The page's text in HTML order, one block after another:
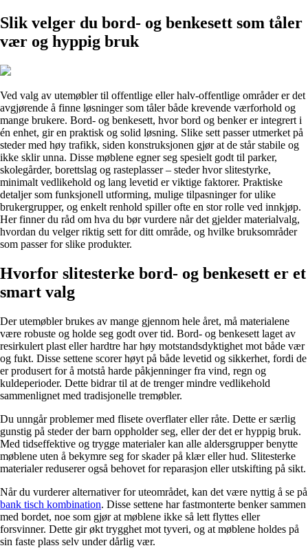
Slik velger du bord- og benkesett som tåler
vær og hyppig bruk
Ved valg av utemøbler til offentlige eller halv-offentlige områder er det
avgjørende å finne løsninger som tåler både krevende værforhold og
mange brukere. Bord- og benkesett, hvor bord og benker er integrert i
én enhet, gir en praktisk og solid løsning. Slike sett passer utmerket på
steder med høy trafikk, siden konstruksjonen gjør at de står stabile og
ikke sklir unna. Disse møblene egner seg spesielt godt til parker,
skolegårder, borettslag og rasteplasser – steder hvor slitestyrke,
minimalt vedlikehold og lang levetid er viktige faktorer. Praktiske
detaljer som funksjonell utforming, mulige tilpasninger for ulike
brukergrupper, og enkelt renhold spiller ofte en stor rolle ved innkjøp.
Her finner du råd om hva du bør vurdere når det gjelder materialvalg,
hvordan du velger riktig sett for ditt område, og hvilke bruksområder
som passer for slike produkter.
Hvorfor slitesterke bord- og benkesett er et
smart valg
Der utemøbler brukes av mange gjennom hele året, må materialene
være robuste og holde seg godt over tid. Bord- og benkesett laget av
resirkulert plast eller hardtre har høy motstandsdyktighet mot både vær
og fukt. Disse settene scorer høyt på både levetid og sikkerhet, fordi de
er produsert for å motstå harde påkjenninger fra vind, regn og
kuldeperioder. Dette bidrar til at de trenger mindre vedlikehold
sammenlignet med tradisjonelle tremøbler.
Du unngår problemer med flisete overflater eller råte. Dette er særlig
gunstig på steder der barn oppholder seg, eller der det er hyppig bruk.
Med tidseffektive og trygge materialer kan alle aldersgrupper benytte
møblene uten å bekymre seg for skader på klær eller hud. Slitesterke
materialer reduserer også behovet for reparasjon eller utskifting på sikt.
Når du vurderer alternativer for uteområdet, kan det være nyttig å se på
bank tisch kombination. Disse settene har fastmonterte benker sammen
med bordet, noe som gjør at møblene ikke så lett flyttes eller
forsvinner. Dette gir økt trygghet mot tyveri, og at møblene holdes på
sin faste plass selv under dårlig vær.